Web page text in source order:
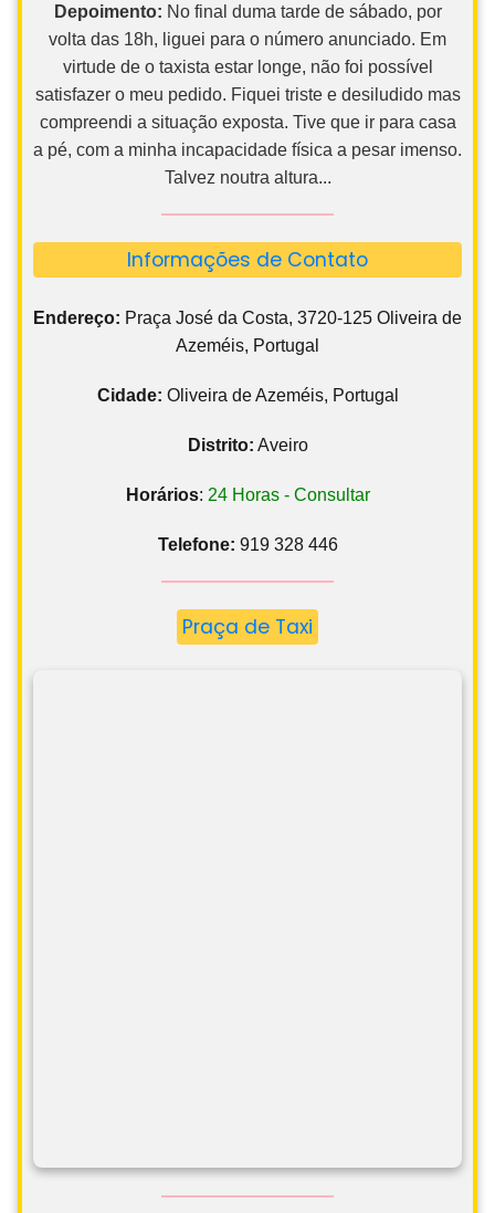
Depoimento: No final duma tarde de sábado, por
volta das 18h, liguei para o número anunciado. Em
virtude de o taxista estar longe, não foi possível
satisfazer o meu pedido. Fiquei triste e desiludido mas
compreendi a situação exposta. Tive que ir para casa
a pé, com a minha incapacidade física a pesar imenso.
Talvez noutra altura...
Informações de Contato
Endereço: Praça José da Costa, 3720-125 Oliveira de
Azeméis, Portugal
Cidade: Oliveira de Azeméis, Portugal
Distrito: Aveiro
Horários: 24 Horas - Consultar
Telefone: 919 328 446
Praça de Taxi